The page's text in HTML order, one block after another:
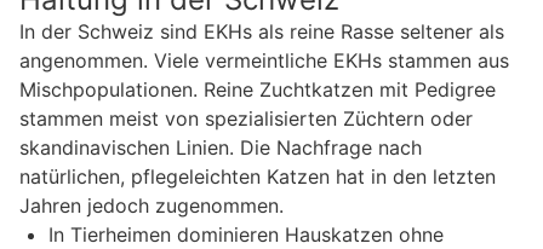
In der Schweiz sind EKHs als reine Rasse seltener als
angenommen. Viele vermeintliche EKHs stammen aus
Mischpopulationen. Reine Zuchtkatzen mit Pedigree
stammen meist von spezialisierten Züchtern oder
skandinavischen Linien. Die Nachfrage nach
natürlichen, pflegeleichten Katzen hat in den letzten
Jahren jedoch zugenommen.
In Tierheimen dominieren Hauskatzen ohne